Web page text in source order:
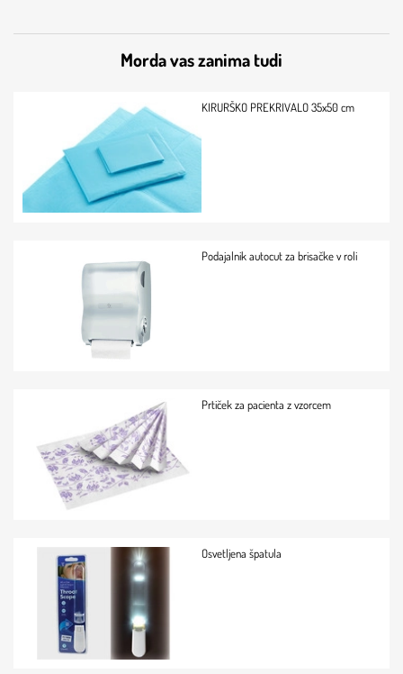
Morda vas zanima tudi
KIRURŠKO PREKRIVALO 35x50 cm
Podajalnik autocut za brisačke v roli
Prtiček za pacienta z vzorcem
Osvetljena špatula